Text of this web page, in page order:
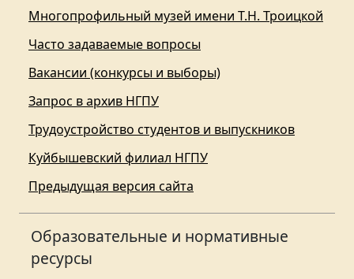
Многопрофильный музей имени Т.Н. Троицкой
Часто задаваемые вопросы
Вакансии (конкурсы и выборы)
Запрос в архив НГПУ
Трудоустройство студентов и выпускников
Куйбышевский филиал НГПУ
Предыдущая версия сайта
Образовательные и нормативные
ресурсы